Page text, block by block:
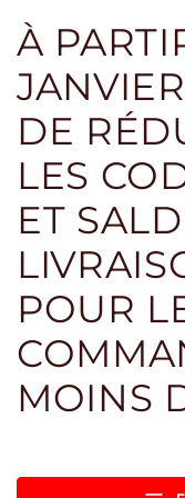
À
DE
LES
ET
POUR
MOINS